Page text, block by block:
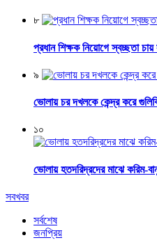
৮
প্রধান শিক্ষক নিয়োগে স্বচ্ছতা
৯
ভোলায় চর দখলকে কেন্দ্র করে
১০
ভোলায় হতদরিদ্রদের মাঝে করিম-
সবখবর
সর্বশেষ
জনপ্রিয়